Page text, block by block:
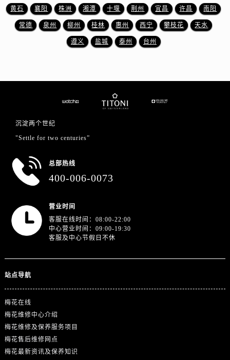
黄石 襄阳 株洲 湘潭 十堰 荆州 宜昌 许昌 南阳
常德 泉州 柳州 桂林 惠州 西宁 攀枝花 天水
遵义 盐城 泰州 台州
沉淀两个世纪
"Settle for two centuries”
总部热线
400-006-0073
营业时间
客服在线时间：08:00-22:00
中心营业时间：09:00-19:30
客服及中心节假日不休
站点导航
梅花在线
梅花维修中心介绍
梅花维修及保养服务项目
梅花售后维修网点
梅花最新资讯及保养知识